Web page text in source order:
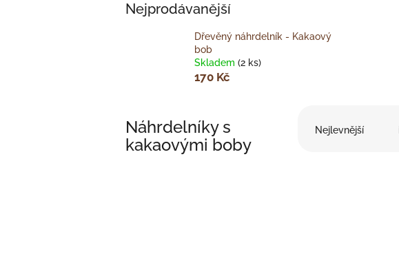
Nejprodávanější
Dřevěný náhrdelník - Kakaový
bob
Skladem (2 ks)
170 Kč
Náhrdelníky s
kakaovými boby
Nejlevnější